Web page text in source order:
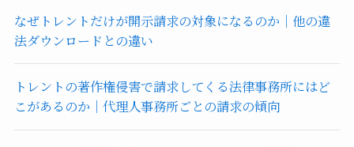
なぜトレントだけが開示請求の対象になるのか｜他の違
法ダウンロードとの違い
トレントの著作権侵害で請求してくる法律事務所にはど
こがあるのか｜代理人事務所ごとの請求の傾向